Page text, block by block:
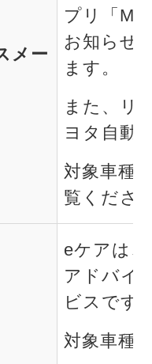
メー
プリ「My
お知らせ
ます。
また、リ
ヨタ自動
対象車種
覧くださ
eケアは
アドバイ
ビスです
対象車種